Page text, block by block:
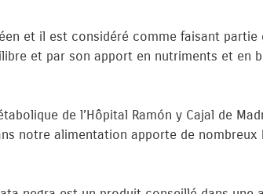
et il est considéré comme faisant
et par son apport en nutriments et en
de l’Hôpital Ramón y Cajal de
notre alimentation apporte de nombreux